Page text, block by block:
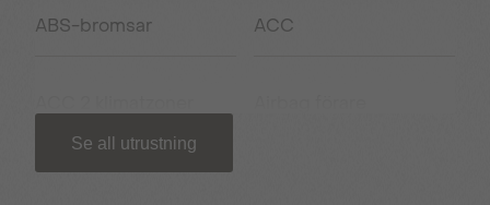
ABS-bromsar ACC
Airbag passagerare
Se all utrustning